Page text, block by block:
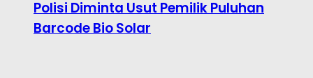
Polisi Diminta Usut Pemilik Puluhan
Barcode Bio Solar